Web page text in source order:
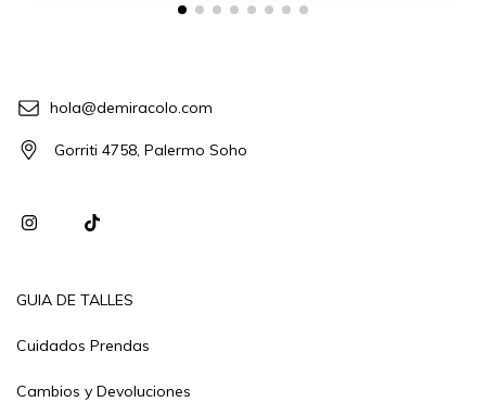
hola@demiracolo.com
Gorriti 4758, Palermo Soho
GUIA DE TALLES
Cuidados Prendas
Cambios y Devoluciones